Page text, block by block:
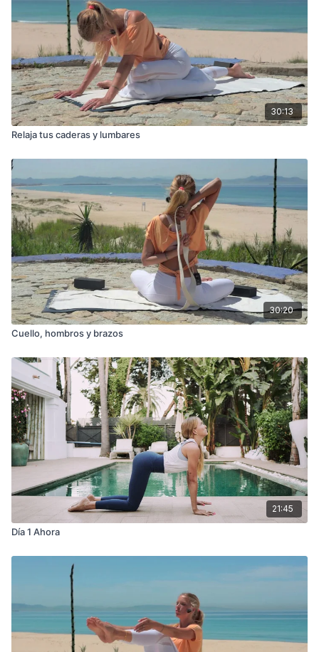
30:13
Relaja tus caderas y lumbares
30:20
Cuello, hombros y brazos
21:45
Día 1 Ahora